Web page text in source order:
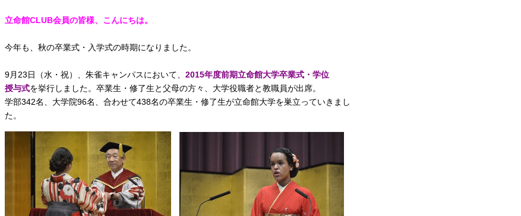
立命館CLUB会員の皆様、こんにちは。
今年も、秋の卒業式・入学式の時期になりました。
9月23日（水・祝）、朱雀キャンパスにおいて、 2015年度前期立命館大学卒業式・学位
授与式を挙行しました。卒業生・修了生と父母の方々、大学役職者と教職員が出席。
学部342名、大学院96名、合わせて438名の卒業生・修了生が立命館大学を巣立っていきまし
た。